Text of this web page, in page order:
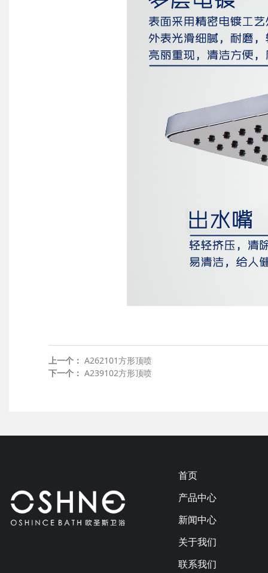
上一个： A262101方形顶喷
下一个： A239102方形顶喷
首页
产品中心
新闻中心
关于我们
联系我们